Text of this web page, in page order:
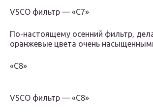
VSCO фильтр — «С7»
По-настоящему осенний фильтр,
оранжевые цвета очень
«С8»
VSCO фильтр — «С8»